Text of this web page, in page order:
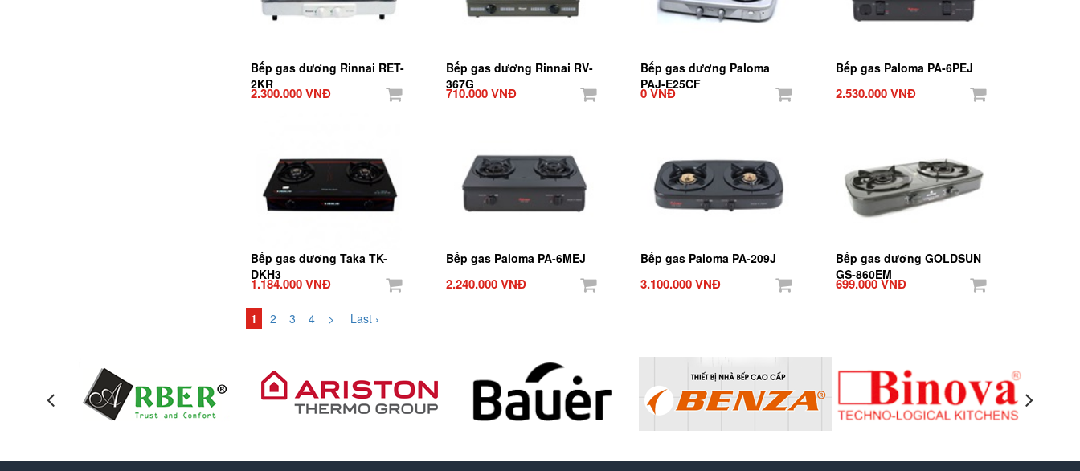
Bếp gas dương Rinnai RET-
2KR
2.300.000 VNĐ
Bếp gas dương Rinnai RV-
367G
710.000 VNĐ
Bếp gas dương Paloma
PAJ-E25CF
0 VNĐ
Bếp gas Paloma PA-6PEJ
2.530.000 VNĐ
Bếp gas dương Taka TK-
DKH3
1.184.000 VNĐ
Bếp gas Paloma PA-6MEJ
2.240.000 VNĐ
Bếp gas Paloma PA-209J
3.100.000 VNĐ
Bếp gas dương GOLDSUN
GS-860EM
699.000 VNĐ
1 2 3 4 > Last ›